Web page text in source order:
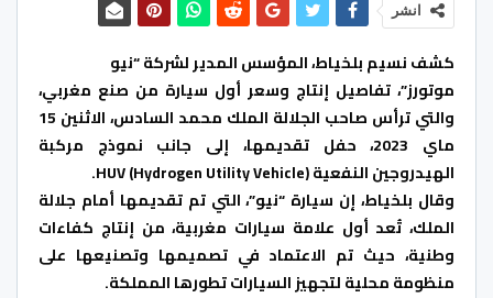
انشر
‎موتورز”، تفاصيل إنتاج وسعر أول سيارة من صنع مغربي،
والتي ترأس صاحب الجلالة الملك محمد السادس، الاثنين 15
ماي 2023، حفل تقديمها، إلى جانب نموذج مركبة
الهيدروجين النفعية HUV (Hydrogen Utility Vehicle).
‎وقال بلخياط، إن سيارة “نيو”، التي تم تقديمها أمام جلالة
الملك، تُعد أول علامة سيارات مغربية، من إنتاج كفاءات
وطنية، حيث تم الاعتماد في تصميمها وتصنيعها على
منظومة محلية لتجهيز السيارات تطورها المملكة.